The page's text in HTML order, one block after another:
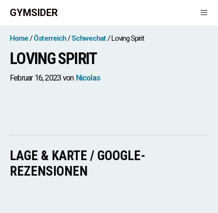
Zum
Inhalt
springen
GYMSIDER
Home Österreich Schwechat Loving Spirit
LOVING SPIRIT
Februar 16, 2023 von Nicolas
LAGE & KARTE / GOOGLE-
REZENSIONEN